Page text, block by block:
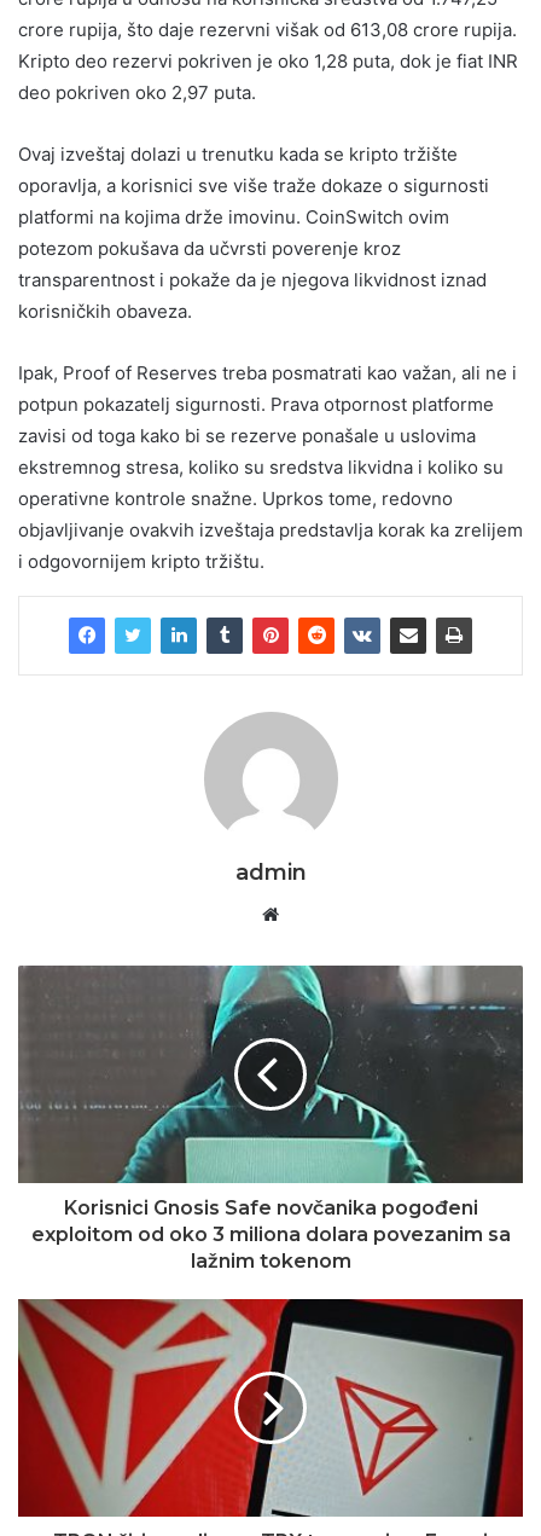
crore rupija, što daje rezervni višak od 613,08 crore rupija.
Kripto deo rezervi pokriven je oko 1,28 puta, dok je fiat INR
deo pokriven oko 2,97 puta.
Ovaj izveštaj dolazi u trenutku kada se kripto tržište
oporavlja, a korisnici sve više traže dokaze o sigurnosti
platformi na kojima drže imovinu. CoinSwitch ovim
potezom pokušava da učvrsti poverenje kroz
transparentnost i pokaže da je njegova likvidnost iznad
korisničkih obaveza.
Ipak, Proof of Reserves treba posmatrati kao važan, ali ne i
potpun pokazatelj sigurnosti. Prava otpornost platforme
zavisi od toga kako bi se rezerve ponašale u uslovima
ekstremnog stresa, koliko su sredstva likvidna i koliko su
operativne kontrole snažne. Uprkos tome, redovno
objavljivanje ovakvih izveštaja predstavlja korak ka zrelijem
i odgovornijem kripto tržištu.
admin
Website
Korisnici Gnosis Safe novčanika pogođeni
exploitom od oko 3 miliona dolara povezanim sa
lažnim tokenom